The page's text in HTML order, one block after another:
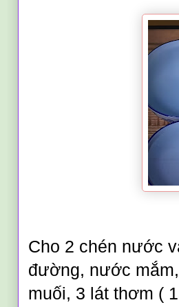
Cho 2 chén nước
đường, nước
muối, 3 lát thơm (